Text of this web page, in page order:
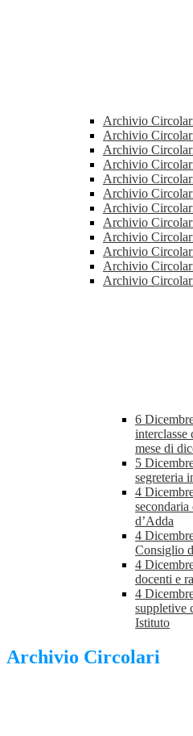
Archivio
Archivio
Archivio
Archivio
Archivio
Archivio
Archivio
Archivio
Archivio
Archivio
Archivio
Archivio
6
interclasse
mese di
5
segreteria
4
d’Adda
4
Consiglio
4
docenti e
4
suppletive
Istituto
Archivio Circolari